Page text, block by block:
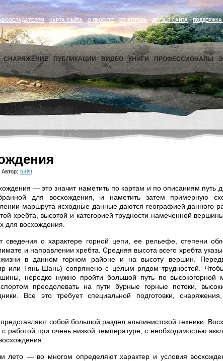
КАРТА САЙТА О ПРОЕКТЕ ОТ АВТОРА ДРУЗЬЯ САЙТА ПОДДЕРЖКА
СНАРЯЖЕНИЕ ПУБЛИКАЦИИ ВИДЕО КНИГИ ПРОФЕССИОНАЛЫ
Автор: turist
— это значит наметить по картам и по описаниям путь
для восхождения, и наметить затем примерную
маршрута исходные данные даются географией данного
хребта, высотой и категорией трудности намеченной
для восхождения.
сведения о характере горной цепи, ее рельефе, степени
и направлении хребта. Средняя высота всего хребта
жизни в данном горном районе и на высоту вершин.
или Тянь-Шань) сопряжено с целым рядом трудностей.
нередко нужно пройти большой путь по высокогорной
преодолевать на пути бурные горные потоки,
Все это требует специальной подготовки,
собой большой раздел альпинистской техники.
работой при очень низкой температуре, с необходимостью
— во многом определяют характер и условия